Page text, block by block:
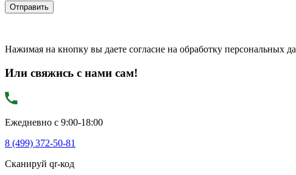
Нажимая на кнопку вы даете согласие на обработку персональных
Или свяжись с нами сам!
Ежедневно с 9:00-18:00
8 (499) 372-50-81
Сканируй qr-код